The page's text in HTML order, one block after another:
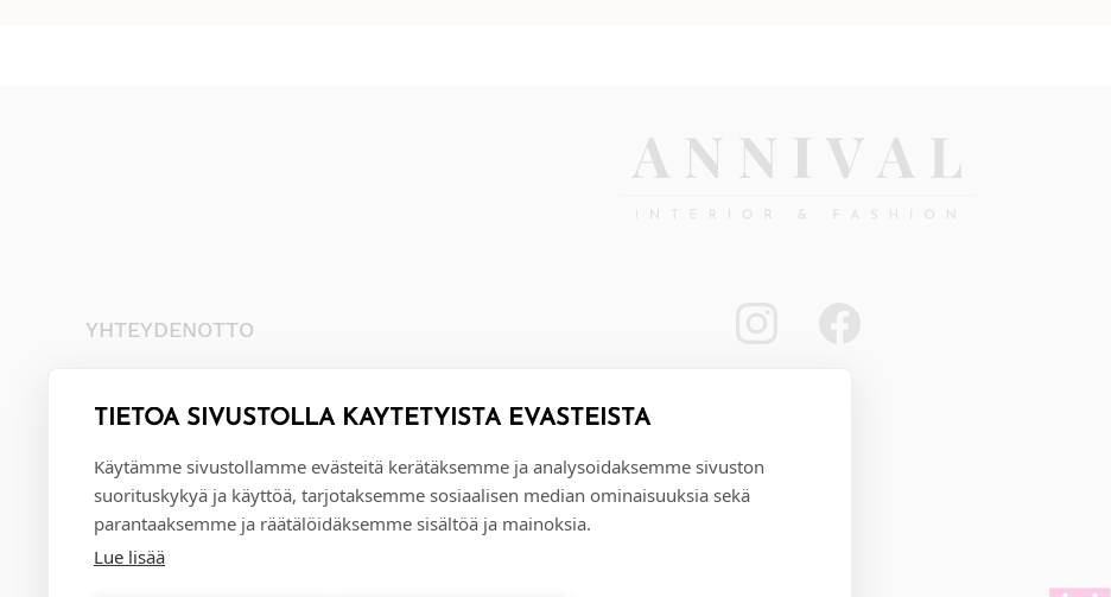
TIETOA SIVUSTOLLA KÄYTETYISTÄ EVÄSTEISTÄ
Käytämme sivustollamme evästeitä kerätäksemme ja analysoidaksemme sivuston
suorituskykyä ja käyttöä, tarjotaksemme sosiaalisen median ominaisuuksia sekä
parantaaksemme ja räätälöidäksemme sisältöä ja mainoksia.
Lue lisää
YHTEYDENOTTO
info@annival.fi